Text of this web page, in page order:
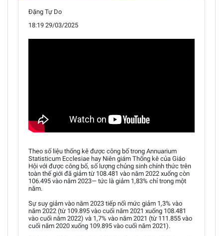
Đặng Tự Do
18:19 29/03/2025
Theo số liệu thống kê được công bố trong Annuarium
Statisticum Ecclesiae hay Niên giám Thống kê của Giáo
Hội với được công bố, số lượng chủng sinh chính thức trên
toàn thế giới đã giảm từ 108.481 vào năm 2022 xuống còn
106.495 vào năm 2023— tức là giảm 1,83% chỉ trong một
năm.
Sự suy giảm vào năm 2023 tiếp nối mức giảm 1,3% vào
năm 2022 (từ 109.895 vào cuối năm 2021 xuống 108.481
vào cuối năm 2022) và 1,7% vào năm 2021 (từ 111.855 vào
cuối năm 2020 xuống 109.895 vào cuối năm 2021).